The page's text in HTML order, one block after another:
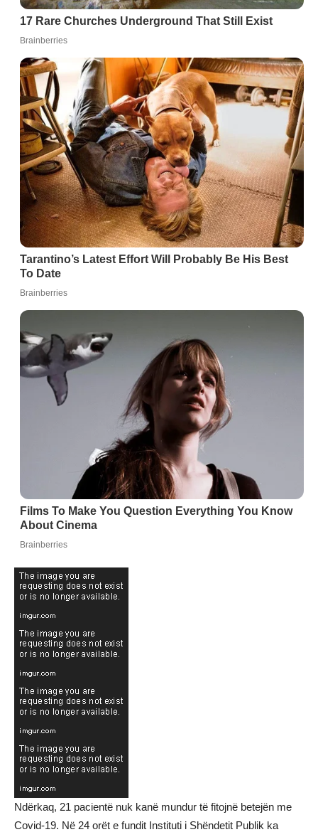
Ndërkaq, 21 pacientë nuk kanë mundur të fitojnë betejën me
Covid-19. Në 24 orët e fundit Instituti i Shëndetit Publik ka